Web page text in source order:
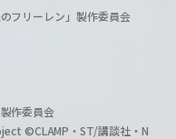
フリーレン」製作委員会
作委員会
©CLAMP・ST/講談社・N